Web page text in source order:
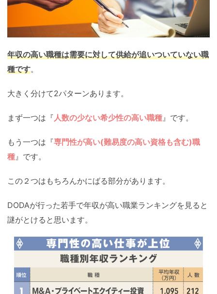
年収の高い職種は需要に対して供給が追いついていない職
種です。
大きく分けて2パターンあります。
まず一つは『人数の少ない希少性の高い職種』です。
もう一つは『専門性が高い(難易度の高い資格も含む)職
種』です。
この２つはもちろんかにばる部分があります。
DODAが行った若手で年収が高い職業ランキングを見ると
謎がとけると思います。